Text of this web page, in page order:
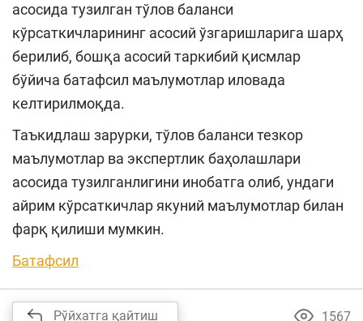
асосида тузилган тўлов баланси
кўрсаткичларининг асосий ўзгаришларига шарҳ
берилиб, бошқа асосий таркибий қисмлар
бўйича батафсил маълумотлар иловада
келтирилмоқда.
Таъкидлаш зарурки, тўлов баланси тезкор
маълумотлар ва экспертлик баҳолашлари
асосида тузилганлигини инобатга олиб, ундаги
айрим кўрсаткичлар якуний маълумотлар билан
фарқ қилиши мумкин.
Батафсил
Рўйхатга қайтиш 1567